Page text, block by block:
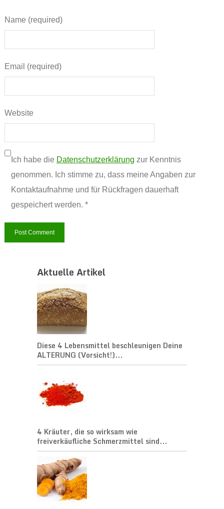
Name (required)
Email (required)
Website
Ich habe die Datenschutzerklärung zur Kenntnis
genommen. Ich stimme zu, dass meine Angaben zur
Kontaktaufnahme und für Rückfragen dauerhaft
gespeichert werden. *
Aktuelle Artikel
Diese 4 Lebensmittel beschleunigen Deine
ALTERUNG (Vorsicht!)...
4 Kräuter, die so wirksam wie
freiverkäufliche Schmerzmittel sind...